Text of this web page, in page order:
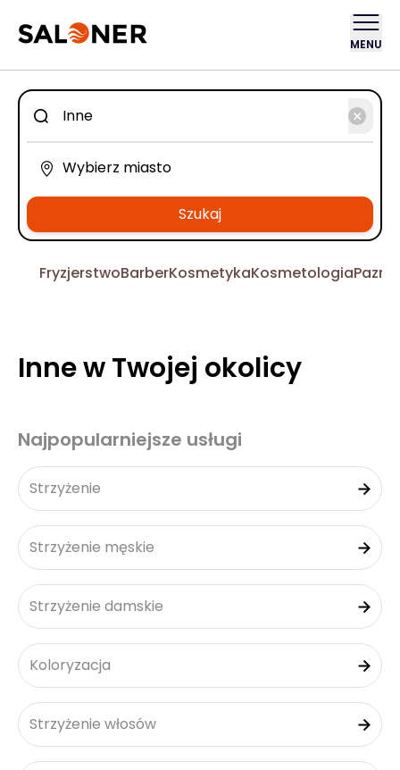
MENU
Szukaj
FryzjerstwoBarberKosmetykaKosmetologia
Inne w Twojej okolicy
Najpopularniejsze usługi
Strzyżenie
Strzyżenie męskie
Strzyżenie damskie
Koloryzacja
Strzyżenie włosów